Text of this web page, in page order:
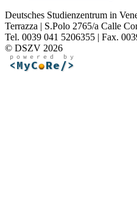
Deutsches Studienzentrum in
Terrazza | S.Polo 2765/a Calle
Tel. 0039 041 5206355 | Fax.
© DSZV 2026